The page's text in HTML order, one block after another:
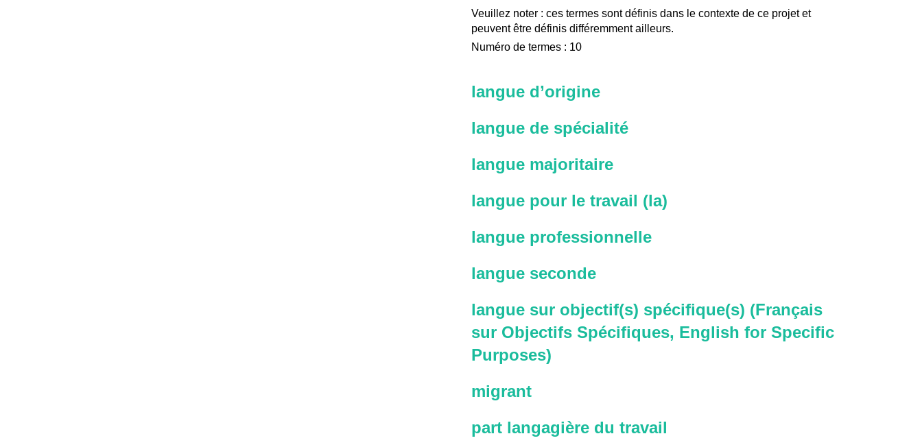
Veuillez noter : ces termes sont définis dans le contexte de ce projet et
peuvent être définis différemment ailleurs.
Numéro de termes : 10
langue d’origine
langue de spécialité
langue majoritaire
langue pour le travail (la)
langue professionnelle
langue seconde
langue sur objectif(s) spécifique(s) (Français
sur Objectifs Spécifiques, English for Specific
Purposes)
migrant
part langagière du travail